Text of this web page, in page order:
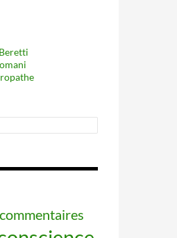
commentaires